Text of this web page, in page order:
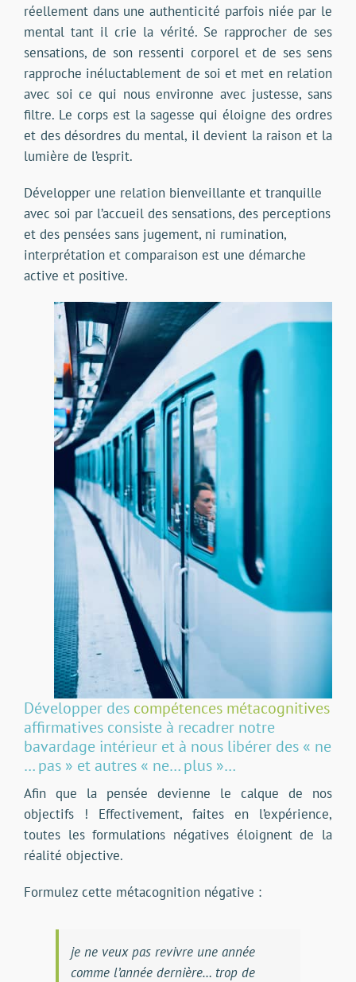
réellement dans une authenticité parfois niée par le
mental tant il crie la vérité. Se rapprocher de ses
sensations, de son ressenti corporel et de ses sens
rapproche inéluctablement de soi et met en relation
avec soi ce qui nous environne avec justesse, sans
filtre. Le corps est la sagesse qui éloigne des ordres
et des désordres du mental, il devient la raison et la
lumière de l’esprit.
Développer une relation bienveillante et tranquille
avec soi par l’accueil des sensations, des perceptions
et des pensées sans jugement, ni rumination,
interprétation et comparaison est une démarche
active et positive.
Développer des compétences métacognitives
affirmatives consiste à recadrer notre
bavardage intérieur et à nous libérer des « ne
… pas » et autres « ne… plus »…
Afin que la pensée devienne le calque de nos
objectifs ! Effectivement, faites en l’expérience,
toutes les formulations négatives éloignent de la
réalité objective.
Formulez cette métacognition négative :
je ne veux pas revivre une année
comme l’année dernière… trop de